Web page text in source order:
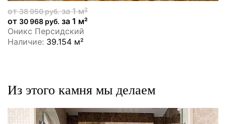
от38 950 руб.за 1 м²
от 30 968 руб. за 1 м²
Оникс Персидский
Наличие: 39.154 м²
Из этого камня мы делаем